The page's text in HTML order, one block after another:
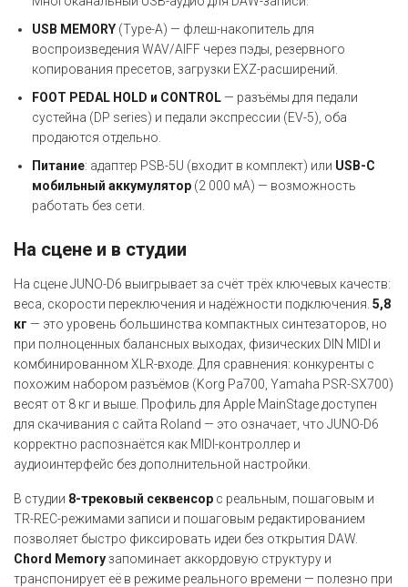
USB MEMORY (Type-A) — флеш-накопитель для
воспроизведения WAV/AIFF через пэды, резервного
копирования пресетов, загрузки EXZ-расширений.
FOOT PEDAL HOLD и CONTROL — разъёмы для педали
сустейна (DP series) и педали экспрессии (EV-5), оба
продаются отдельно.
Питание: адаптер PSB-5U (входит в комплект) или USB-C
мобильный аккумулятор (2 000 мА) — возможность
работать без сети.
На сцене и в студии
На сцене JUNO-D6 выигрывает за счёт трёх ключевых качеств:
веса, скорости переключения и надёжности подключения. 5,8
кг — это уровень большинства компактных синтезаторов, но
при полноценных балансных выходах, физических DIN MIDI и
комбинированном XLR-входе. Для сравнения: конкуренты с
похожим набором разъёмов (Korg Pa700, Yamaha PSR-SX700)
весят от 8 кг и выше. Профиль для Apple MainStage доступен
для скачивания с сайта Roland — это означает, что JUNO-D6
корректно распознаётся как MIDI-контроллер и
аудиоинтерфейс без дополнительной настройки.
В студии 8-трековый секвенсор с реальным, пошаговым и
TR-REC-режимами записи и пошаговым редактированием
позволяет быстро фиксировать идеи без открытия DAW.
Chord Memoryзапоминает аккордовую структуру и
транспонирует её в режиме реального времени — полезно при